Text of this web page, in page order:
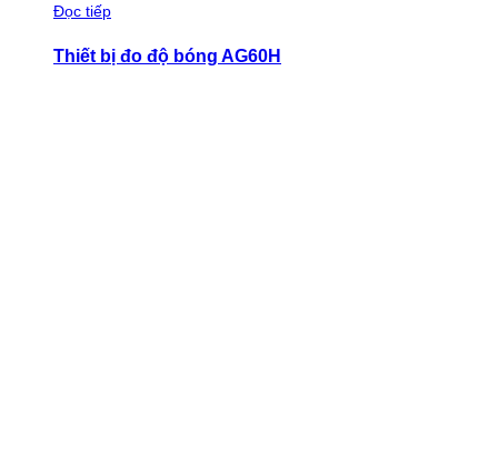
Đọc tiếp
Thiết bị đo độ bóng AG60H